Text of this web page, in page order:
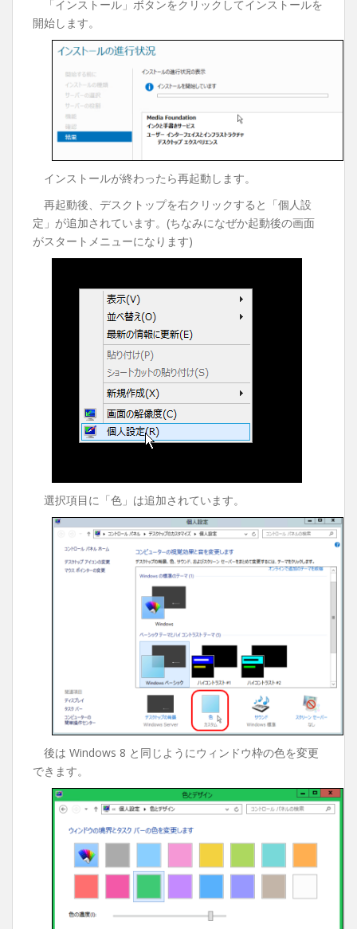
「インストール」ボタンをクリックしてインストールを
開始します。
インストールが終わったら再起動します。
再起動後、デスクトップを右クリックすると「個人設
定」が追加されています。(ちなみになぜか起動後の画面
がスタートメニューになります)
選択項目に「色」は追加されています。
後は Windows 8 と同じようにウィンドウ枠の色を変更
できます。